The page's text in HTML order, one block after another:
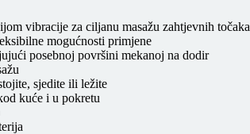
vibracije za ciljanu masažu zahtjevnih točaka
mogućnosti primjene
posebnoj površini mekanoj na dodir
sjedite ili ležite
kuće i u pokretu